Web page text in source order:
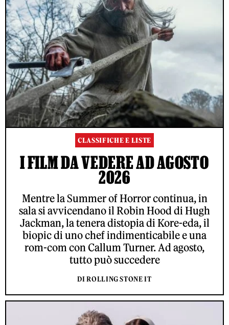
CLASSIFICHE E LISTE
I FILM DA VEDERE AD AGOSTO
2026
Mentre la Summer of Horror continua, in
sala si avvicendano il Robin Hood di Hugh
Jackman, la tenera distopia di Kore-eda, il
biopic di uno chef indimenticabile e una
rom-com con Callum Turner. Ad agosto,
tutto può succedere
DI ROLLING STONE IT